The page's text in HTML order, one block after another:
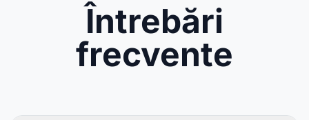
Întrebări
frecvente